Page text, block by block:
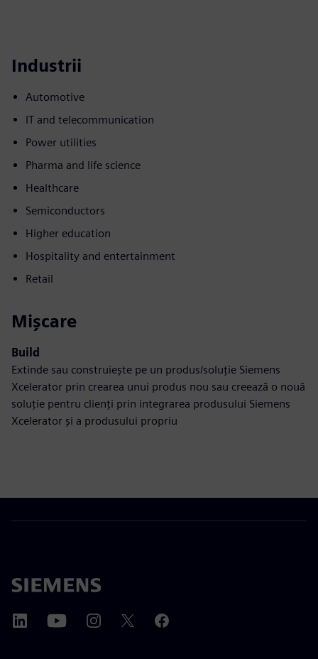
Industrii
Automotive
IT and telecommunication
Power utilities
Pharma and life science
Healthcare
Semiconductors
Higher education
Hospitality and entertainment
Retail
Mișcare
Build
Extinde sau construiește pe un produs/soluție Siemens
Xcelerator prin crearea unui produs nou sau creează o nouă
soluție pentru clienți prin integrarea produsului Siemens
Xcelerator și a produsului propriu